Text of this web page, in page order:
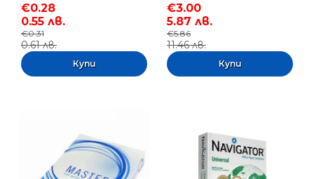
€0.28
0.55 лв.
€0.31
0.61 лв.
€3.00
5.87 лв.
€5.86
11.46 лв.